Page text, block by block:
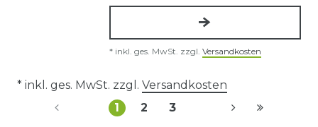
* inkl. ges. MwSt. zzgl. Versandkosten
* inkl. ges. MwSt. zzgl. Versandkosten
1
2 3